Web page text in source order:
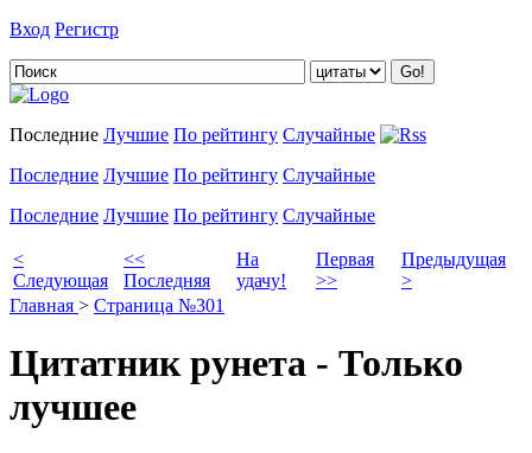
Вход Регистр
Последние Лучшие По рейтингу Случайные
Последние Лучшие По рейтингу Случайные
Последние Лучшие По рейтингу Случайные
<
Следующая
<<
Последняя
На
удачу!
Первая
>>
Предыдущая
>
Главная > Страница №301
Цитатник рунета - Только
лучшее